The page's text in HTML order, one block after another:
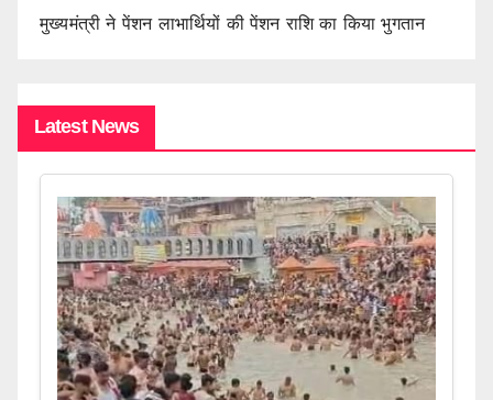
मुख्यमंत्री ने पेंशन लाभार्थियों की पेंशन राशि का किया भुगतान
Latest News